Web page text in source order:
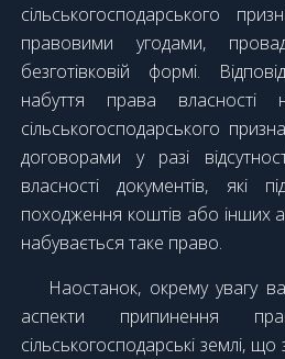
сільськогосподарського
правовими угодами,
безготівковій формі.
набуття права власності
сільськогосподарського
договорами у разі
власності документів, які
походження коштів або інших
набувається таке право.
Наостанок, окрему увагу варто звернути на деякі
аспекти припинення
сільськогосподарські землі, що